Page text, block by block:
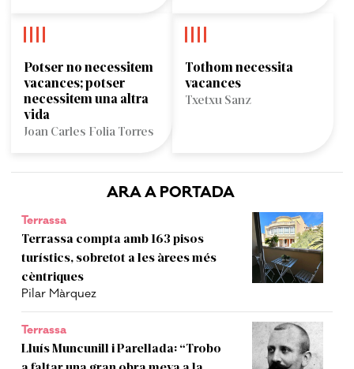
ARA A PORTADA
Terrassa
Terrassa compta amb 163 pisos
turístics, sobretot a les àrees més
cèntriques
Pilar Màrquez
Terrassa
Lluís Muncunill i Parellada: “Trobo
Potser no necessitem
vacances; potser
necessitem una altra
vida
Joan Carles Folia Torres
Tothom necessita
vacances
Txetxu Sanz